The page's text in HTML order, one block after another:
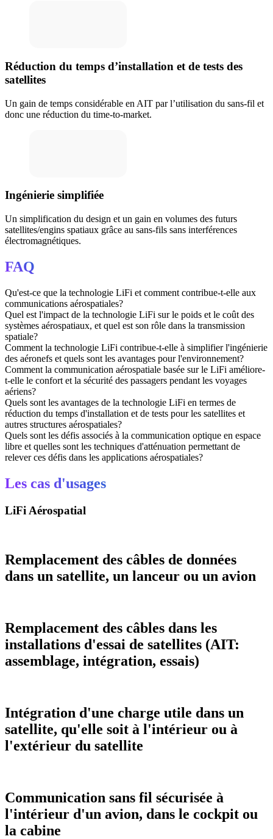
Réduction du temps d’installation et de tests des
satellites
Un gain de temps considérable en AIT par l’utilisation du sans-fil et
donc une réduction du time-to-market.
Ingénierie simplifiée
Un simplification du design et un gain en volumes des futurs
satellites/engins spatiaux grâce au sans-fils sans interférences
électromagnétiques.
FAQ
Qu'est-ce que la technologie LiFi et comment contribue-t-elle aux
communications aérospatiales?
Quel est l'impact de la technologie LiFi sur le poids et le coût des
systèmes aérospatiaux, et quel est son rôle dans la transmission
spatiale?
Comment la technologie LiFi contribue-t-elle à simplifier l'ingénierie
des aéronefs et quels sont les avantages pour l'environnement?
Comment la communication aérospatiale basée sur le LiFi améliore-
t-elle le confort et la sécurité des passagers pendant les voyages
aériens?
Quels sont les avantages de la technologie LiFi en termes de
réduction du temps d'installation et de tests pour les satellites et
autres structures aérospatiales?
Quels sont les défis associés à la communication optique en espace
libre et quelles sont les techniques d'atténuation permettant de
relever ces défis dans les applications aérospatiales?
Les cas d'usages
LiFi Aérospatial
Remplacement des câbles de données
dans un satellite, un lanceur ou un avion
Remplacement des câbles dans les
installations d'essai de satellites (AIT:
assemblage, intégration, essais)
Intégration d'une charge utile dans un
satellite, qu'elle soit à l'intérieur ou à
l'extérieur du satellite
Communication sans fil sécurisée à
l'intérieur d'un avion, dans le cockpit ou
la cabine